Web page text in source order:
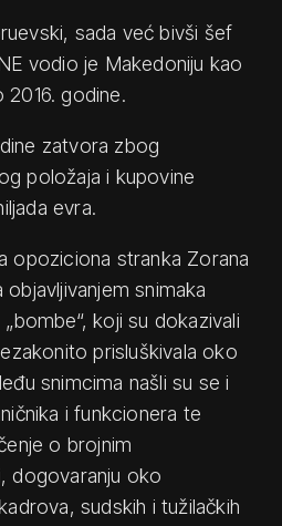
sada već bivši šef
vodio je Makedoniju kao
godine.
zatvora zbog
položaja i kupovine
evra.
opoziciona stranka Zorana
snimaka
koji su dokazivali
prisluškivala oko
snimcima našli su se i
i funkcionera te
o brojnim
dogovaranju oko
sudskih i tužilačkih